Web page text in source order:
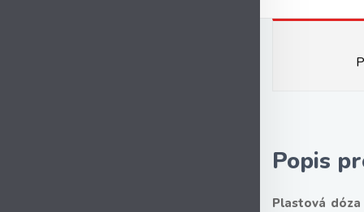
Popis
Plastová dóza